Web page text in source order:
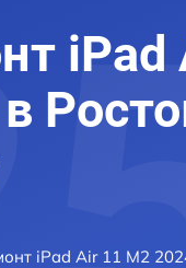
iPad
iPad Air 11 M2